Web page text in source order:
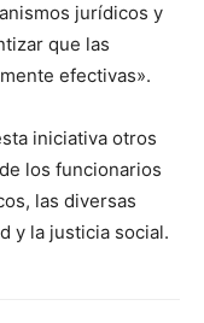
jurídicos y
que las
efectivas».
iniciativa otros
los funcionarios
las diversas
y la justicia social.